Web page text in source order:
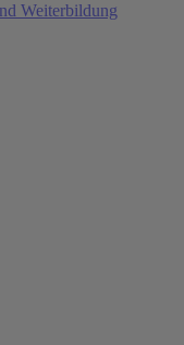
Weiterbildung